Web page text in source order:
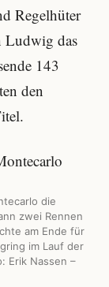
Regelhüter
Ludwig das
143
den
die
zwei Rennen
am Ende für
im Lauf der
Erik Nassen –